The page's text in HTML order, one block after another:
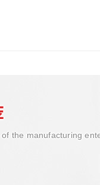
the manufacturing